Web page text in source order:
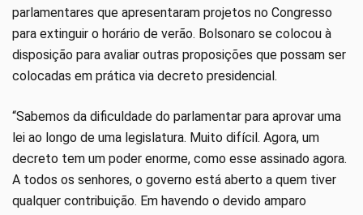
parlamentares que apresentaram projetos no Congresso
para extinguir o horário de verão. Bolsonaro se colocou à
disposição para avaliar outras proposições que possam ser
colocadas em prática via decreto presidencial.
“Sabemos da dificuldade do parlamentar para aprovar uma
lei ao longo de uma legislatura. Muito difícil. Agora, um
decreto tem um poder enorme, como esse assinado agora.
A todos os senhores, o governo está aberto a quem tiver
qualquer contribuição. Em havendo o devido amparo